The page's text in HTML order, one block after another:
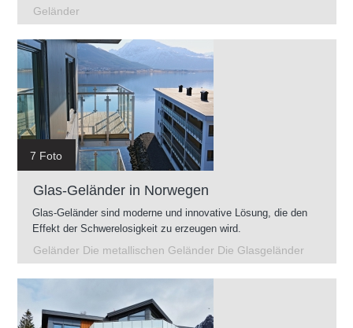
Geländer
7 Foto
Glas-Geländer in Norwegen
Glas-Geländer sind moderne und innovative Lösung, die den
Effekt der Schwerelosigkeit zu erzeugen wird.
Geländer Die metallischen Geländer Die Glasgeländer